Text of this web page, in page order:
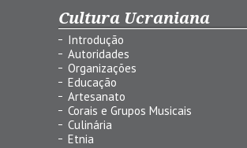
Cultura Ucraniana
Introdução
Autoridades
Organizações
Educação
Artesanato
Corais e Grupos Musicais
Culinária
Etnia